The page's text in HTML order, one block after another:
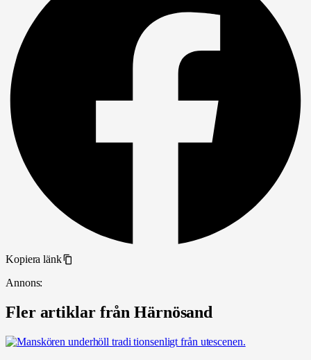
Kopiera länk
Annons:
Fler artiklar från Härnösand